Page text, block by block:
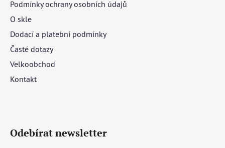
Podmínky ochrany osobních údajů
O skle
Dodací a platební podmínky
Časté dotazy
Velkoobchod
Kontakt
Odebírat newsletter